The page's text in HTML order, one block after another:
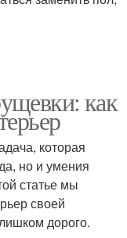
как
которая
но и умения
статье мы
своей
дорого.